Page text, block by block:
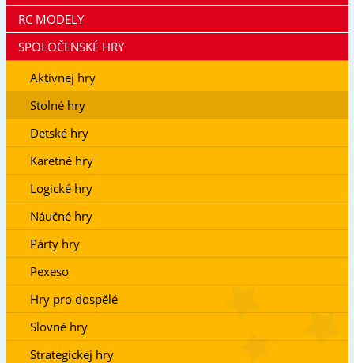
RC MODELY
SPOLOČENSKÉ HRY
Aktívnej hry
Stolné hry
Detské hry
Karetné hry
Logické hry
Náučné hry
Párty hry
Pexeso
Hry pro dospělé
Slovné hry
Strategickej hry